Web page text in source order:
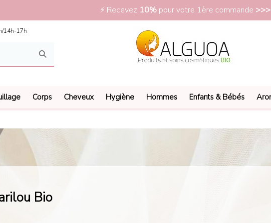
⚡ Recevez 10% pour votre 1ère commande >>>
14h-17h
Corps Cheveux Hygiène Hommes Enfants & Bébés
Liste des produits de la marque
Bio